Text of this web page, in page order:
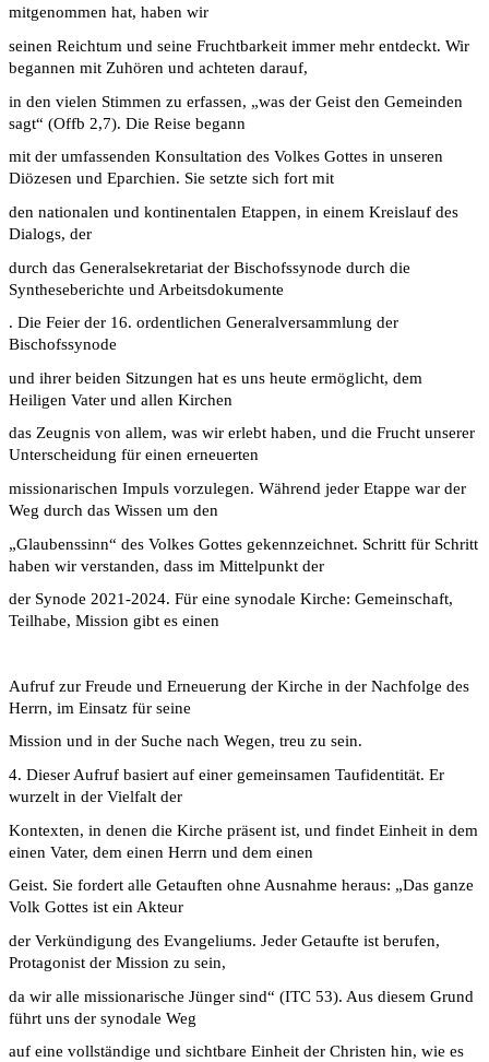
mitgenommen hat, haben wir
seinen Reichtum und seine Fruchtbarkeit immer mehr entdeckt. Wir
begannen mit Zuhören und achteten darauf,
in den vielen Stimmen zu erfassen, „was der Geist den Gemeinden
sagt“ (Offb 2,7). Die Reise begann
mit der umfassenden Konsultation des Volkes Gottes in unseren
Diözesen und Eparchien. Sie setzte sich fort mit
den nationalen und kontinentalen Etappen, in einem Kreislauf des
Dialogs, der
durch das Generalsekretariat der Bischofssynode durch die
Syntheseberichte und Arbeitsdokumente
. Die Feier der 16. ordentlichen Generalversammlung der
Bischofssynode
und ihrer beiden Sitzungen hat es uns heute ermöglicht, dem
Heiligen Vater und allen Kirchen
das Zeugnis von allem, was wir erlebt haben, und die Frucht unserer
Unterscheidung für einen erneuerten
missionarischen Impuls vorzulegen. Während jeder Etappe war der
Weg durch das Wissen um den
„Glaubenssinn“ des Volkes Gottes gekennzeichnet. Schritt für Schritt
haben wir verstanden, dass im Mittelpunkt der
der Synode 2021-2024. Für eine synodale Kirche: Gemeinschaft,
Teilhabe, Mission gibt es einen
Aufruf zur Freude und Erneuerung der Kirche in der Nachfolge des
Herrn, im Einsatz für seine
Mission und in der Suche nach Wegen, treu zu sein.
4. Dieser Aufruf basiert auf einer gemeinsamen Taufidentität. Er
wurzelt in der Vielfalt der
Kontexten, in denen die Kirche präsent ist, und findet Einheit in dem
einen Vater, dem einen Herrn und dem einen
Geist. Sie fordert alle Getauften ohne Ausnahme heraus: „Das ganze
Volk Gottes ist ein Akteur
der Verkündigung des Evangeliums. Jeder Getaufte ist berufen,
Protagonist der Mission zu sein,
da wir alle missionarische Jünger sind“ (ITC 53). Aus diesem Grund
führt uns der synodale Weg
auf eine vollständige und sichtbare Einheit der Christen hin, wie es